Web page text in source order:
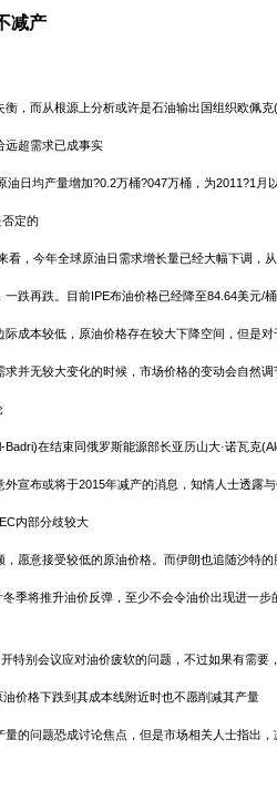
减产
，而从根源上分析或许是石油输出国组织欧佩
远超需求已成事实
日均产量增加?0.2万桶?047万桶，为2011?1
定的
看，今年全球原油日需求增长量已经大幅下调，
跌再跌。目前IPE布油价格已经降至84.64美元
成本较低，原油价格存在较大下降空间，但是
并无较大变化的时候，市场价格的变动会自然
Badri)在结束同俄罗斯能源部长亚历山大·诺瓦
宣布或将于2015年减产的消息，知情人士透露
内部分歧较大
愿意接受较低的原油价格。而伊朗也追随沙特
季将推升油价反弹，至少不会令油价出现进一
特别会议应对油价疲软的问题，不过如果有需
价格下跌到其成本线附近时也不愿削减其产量
的问题恐成讨论焦点，但是市场相关人士指出